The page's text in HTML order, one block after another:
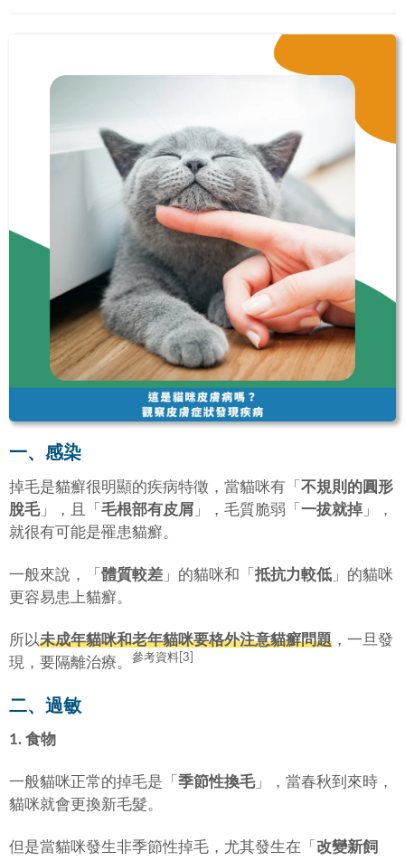
一、感染
掉毛是貓癬很明顯的疾病特徵，當貓咪有「 不規則的圓形
脫毛」，且「 毛根部有皮屑 」，毛質脆弱「 一拔就掉 」，
就很有可能是罹患貓癬。
一般來說，「 體質較差 」的貓咪和「 抵抗力較低 」的貓咪
更容易患上貓癬。
所以未成年貓咪和老年貓咪要格外注意貓癬問題 ，一旦發
現，要隔離治療。
參考資料[3]
二、過敏
1. 食物
一般貓咪正常的掉毛是「 季節性換毛」，當春秋到來時，
貓咪就會更換新毛髮。
但是當貓咪發生非季節性掉毛，尤其發生在「 改變新飼